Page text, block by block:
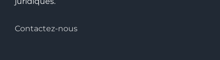
Contactez-nous